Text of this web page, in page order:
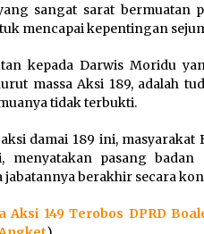
sangat sarat bermuatan
mencapai kepentingan
kepada Darwis Moridu
massa Aksi 189, adalah
tidak terbukti.
damai 189 ini, masyarakat
menyatakan pasang badan
berakhir secara
Aksi 149 Terobos DPRD